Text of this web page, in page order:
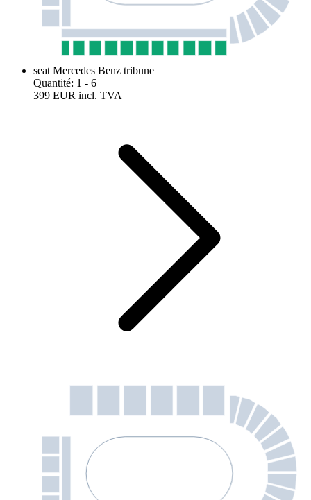
seat Mercedes Benz tribune
Quantité: 1 - 6
399 EUR incl. TVA